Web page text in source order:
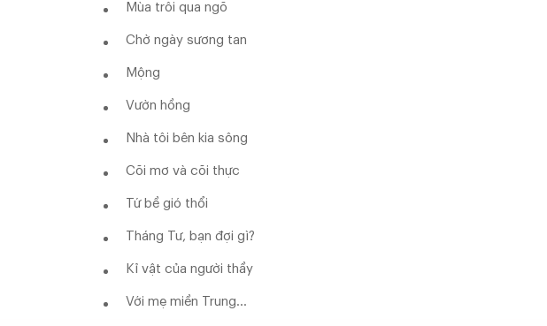
Mùa trôi qua ngõ
Chờ ngày sương tan
Mộng
Vườn hồng
Nhà tôi bên kia sông
Cõi mơ và cõi thực
Tứ bề gió thổi
Tháng Tư, bạn đợi gì?
Kỉ vật của người thầy
Với mẹ miền Trung…